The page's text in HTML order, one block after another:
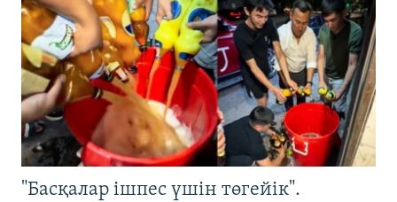
"Басқалар ішпес үшін төгейік".